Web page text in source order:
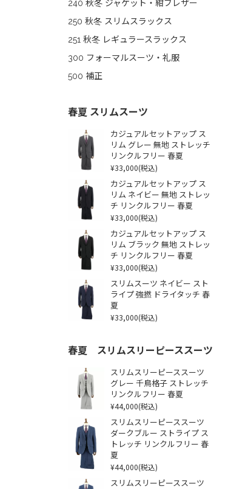
240 秋冬 ジャケット・紺ブレザー
250 秋冬 スリムスラックス
251 秋冬 レギュラースラックス
300 フォーマルスーツ・礼服
500 補正
春夏 スリムスーツ
カジュアルセットアップ ス
リム グレー 無地 ストレッチ
リンクルフリー 春夏
¥33,000(税込)
カジュアルセットアップ ス
リム ネイビー 無地 ストレッ
チ リンクルフリー 春夏
¥33,000(税込)
カジュアルセットアップ ス
リム ブラック 無地 ストレッ
チ リンクルフリー 春夏
¥33,000(税込)
スリムスーツ ネイビー スト
ライプ 強撚 ドライタッチ 春
夏
¥33,000(税込)
春夏 スリムスリーピーススーツ
スリムスリーピーススーツ
グレー 千鳥格子 ストレッチ
リンクルフリー 春夏
¥44,000(税込)
スリムスリーピーススーツ
ダークブルー ストライプ ス
トレッチ リンクルフリー 春
夏
¥44,000(税込)
スリムスリーピーススーツ